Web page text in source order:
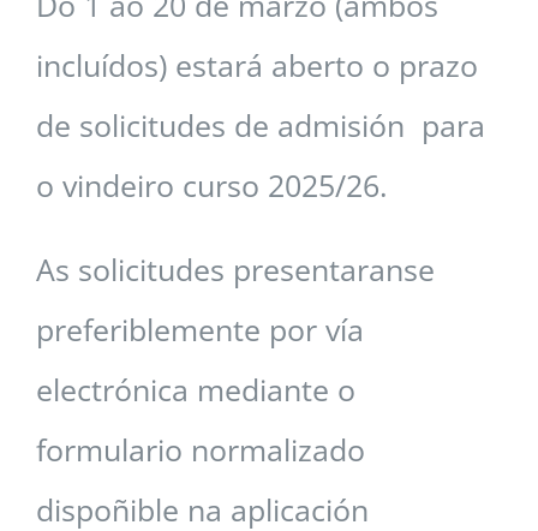
ALUMNADO
incluídos) estará aberto o prazo
de solicitudes de admisión para
o vindeiro curso 2025/26.
As solicitudes presentaranse
preferiblemente por vía
electrónica mediante o
formulario normalizado
dispoñible na aplicación